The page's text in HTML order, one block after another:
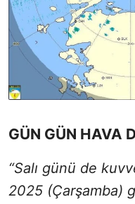
GÜN GÜN HAVA
“Salı günü de
2025 (Çarşamba)